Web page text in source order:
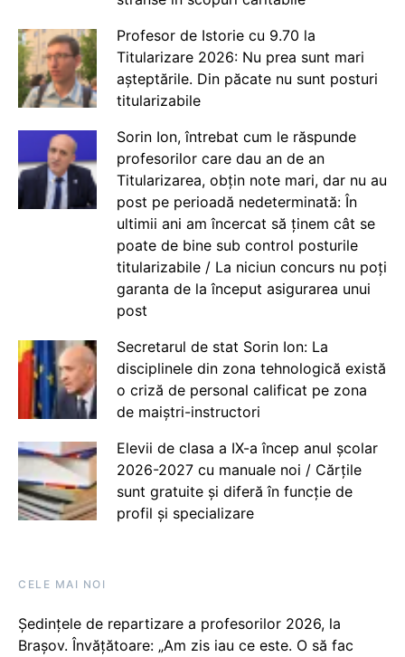
Profesor de Istorie cu 9.70 la
Titularizare 2026: Nu prea sunt mari
așteptările. Din păcate nu sunt posturi
titularizabile
Sorin Ion, întrebat cum le răspunde
profesorilor care dau an de an
Titularizarea, obțin note mari, dar nu au
post pe perioadă nedeterminată: În
ultimii ani am încercat să ținem cât se
poate de bine sub control posturile
titularizabile / La niciun concurs nu poți
garanta de la început asigurarea unui
post
Secretarul de stat Sorin Ion: La
disciplinele din zona tehnologică există
o criză de personal calificat pe zona
de maiștri-instructori
Elevii de clasa a IX-a încep anul școlar
2026-2027 cu manuale noi / Cărțile
sunt gratuite și diferă în funcție de
profil și specializare
CELE MAI NOI
Ședințele de repartizare a profesorilor 2026, la
Brașov. Învățătoare: „Am zis iau ce este. O să fac